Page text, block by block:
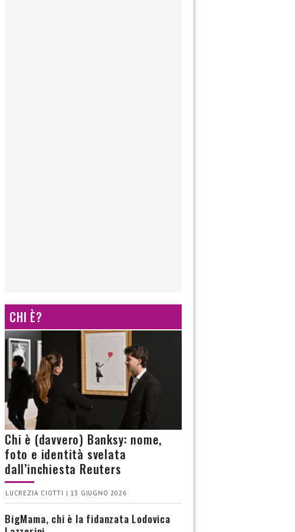
CHI È?
Chi è (davvero) Banksy: nome,
foto e identità svelata
dall’inchiesta Reuters
LUCREZIA CIOTTI | 13 GIUGNO 2026
BigMama, chi è la fidanzata Lodovica